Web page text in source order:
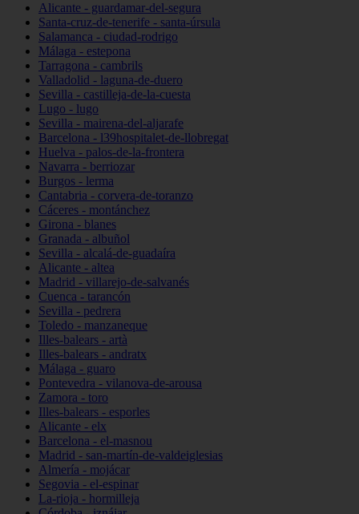
Alicante - guardamar-del-segura
Santa-cruz-de-tenerife - santa-úrsula
Salamanca - ciudad-rodrigo
Málaga - estepona
Tarragona - cambrils
Valladolid - laguna-de-duero
Sevilla - castilleja-de-la-cuesta
Lugo - lugo
Sevilla - mairena-del-aljarafe
Barcelona - l39hospitalet-de-llobregat
Huelva - palos-de-la-frontera
Navarra - berriozar
Burgos - lerma
Cantabria - corvera-de-toranzo
Cáceres - montánchez
Girona - blanes
Granada - albuñol
Sevilla - alcalá-de-guadaíra
Alicante - altea
Madrid - villarejo-de-salvanés
Cuenca - tarancón
Sevilla - pedrera
Toledo - manzaneque
Illes-balears - artà
Illes-balears - andratx
Málaga - guaro
Pontevedra - vilanova-de-arousa
Zamora - toro
Illes-balears - esporles
Alicante - elx
Barcelona - el-masnou
Madrid - san-martín-de-valdeiglesias
Almería - mojácar
Segovia - el-espinar
La-rioja - hormilleja